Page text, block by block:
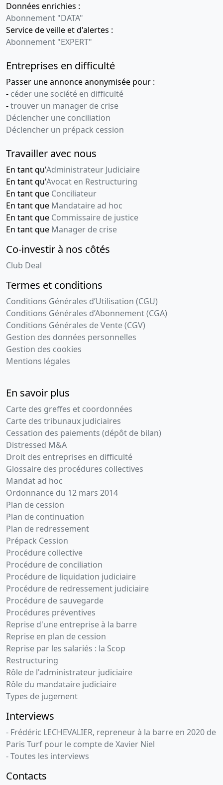
Données enrichies :
Abonnement "DATA"
Service de veille et d'alertes :
Abonnement "EXPERT"
Entreprises en difficulté
Passer une annonce anonymisée pour :
- céder une société en difficulté
-trouver un manager de crise
Déclencher une conciliation
Déclencher un prépack cession
Travailler avec nous
En tant qu'Administrateur Judiciaire
En tant qu'Avocat en Restructuring
En tant que Conciliateur
En tant que Mandataire ad hoc
En tant que Commissaire de justice
En tant que Manager de crise
Co-investir à nos côtés
Club Deal
Termes et conditions
Conditions Générales d’Utilisation (CGU)
Conditions Générales d’Abonnement (CGA)
Conditions Générales de Vente (CGV)
Gestion des données personnelles
Gestion des cookies
Mentions légales
En savoir plus
Carte des greffes et coordonnées
Carte des tribunaux judiciaires
Cessation des paiements (dépôt de bilan)
Distressed M&A
Droit des entreprises en difficulté
Glossaire des procédures collectives
Mandat ad hoc
Ordonnance du 12 mars 2014
Plan de cession
Plan de continuation
Plan de redressement
Prépack Cession
Procédure collective
Procédure de conciliation
Procédure de liquidation judiciaire
Procédure de redressement judiciaire
Procédure de sauvegarde
Procédures préventives
Reprise d'une entreprise à la barre
Reprise en plan de cession
Reprise par les salariés : la Scop
Restructuring
Rôle de l'administrateur judiciaire
Rôle du mandataire judiciaire
Types de jugement
Interviews
- Frédéric LECHEVALIER, repreneur à la barre en 2020 de
Paris Turf pour le compte de Xavier Niel
- Toutes les interviews
Contacts